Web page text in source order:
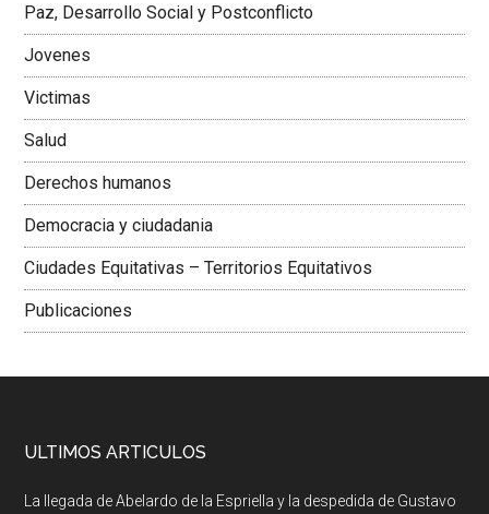
Paz, Desarrollo Social y Postconflicto
Jovenes
Victimas
Salud
Derechos humanos
Democracia y ciudadania
Ciudades Equitativas – Territorios Equitativos
Publicaciones
ULTIMOS ARTICULOS
La llegada de Abelardo de la Espriella y la despedida de Gustavo